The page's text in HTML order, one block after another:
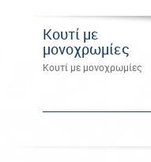
Kουτί με
μονοχρωμίες
Kουτί με μονοχρωμίες